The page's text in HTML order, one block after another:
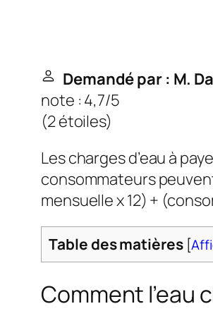
Demandé par : M.
note : 4,7/5
(2 étoiles)
Les charges d’eau à
consommateurs
mensuelle x 12) +
Table des matières [
Comment l’eau